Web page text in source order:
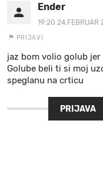
Ender
19:20 24.FEBRUAR
PRIJAVI
jaz bom volio golub
Golube beli ti si moj
speglanu na crticu
PRIJAVA